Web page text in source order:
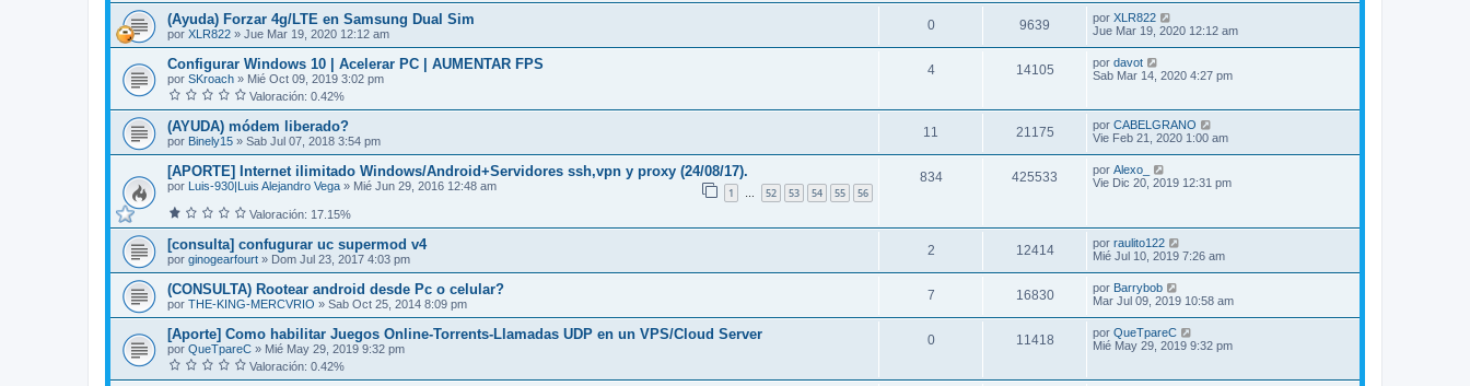
(Ayuda) Forzar 4g/LTE en Samsung Dual Sim
por XLR822 » Jue Mar 19, 2020 12:12 am
0 9639 por XLR822
Jue Mar 19, 2020 12:12 am
Configurar Windows 10 | Acelerar PC | AUMENTAR FPS
por SKroach » Mié Oct 09, 2019 3:02 pm
Valoración: 0.42%
4 14105 por davot
Sab Mar 14, 2020 4:27 pm
(AYUDA) módem liberado?
por Binely15 » Sab Jul 07, 2018 3:54 pm
11 21175 por CABELGRANO
Vie Feb 21, 2020 1:00 am
[APORTE] Internet ilimitado Windows/Android+Servidores ssh,vpn y proxy (24/08/17).
por Luis-930|Luis Alejandro Vega » Mié Jun 29, 2016 12:48 am 1 … 52 53 54 55 56
Valoración: 17.15%
834 425533 por Alexo_
Vie Dic 20, 2019 12:31 pm
[consulta] confugurar uc supermod v4
por ginogearfourt » Dom Jul 23, 2017 4:03 pm
2 12414 por raulito122
Mié Jul 10, 2019 7:26 am
(CONSULTA) Rootear android desde Pc o celular?
por THE-KING-MERCVRIO » Sab Oct 25, 2014 8:09 pm
7 16830 por Barrybob
Mar Jul 09, 2019 10:58 am
[Aporte] Como habilitar Juegos Online-Torrents-Llamadas UDP en un VPS/Cloud Server
por QueTpareC » Mié May 29, 2019 9:32 pm
Valoración: 0.42%
0 11418 por QueTpareC
Mié May 29, 2019 9:32 pm